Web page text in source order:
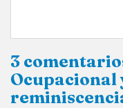
3
Ocupacional